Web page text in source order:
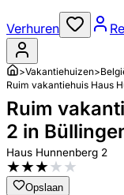
Verhuren
>Vakantiehuizen>
Ruim vakantiehuis Haus
Ruim
2 in
Haus Hunnenberg 2
★★★★★
Opslaan